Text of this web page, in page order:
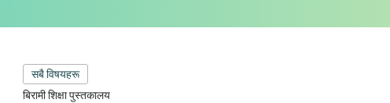
सबै विषयहरू
बिरामी शिक्षा पुस्तकालय